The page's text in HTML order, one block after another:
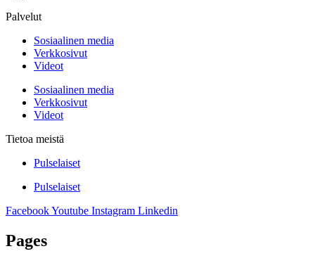
Palvelut
Sosiaalinen media
Verkkosivut
Videot
Sosiaalinen media
Verkkosivut
Videot
Tietoa meistä
Pulselaiset
Pulselaiset
FacebookYoutube Instagram Linkedin
Pages